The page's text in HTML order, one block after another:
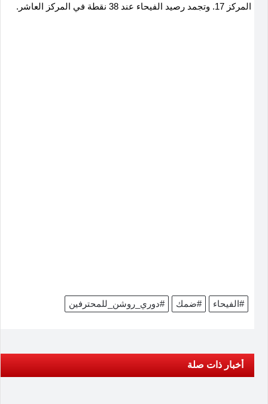
المركز 17. وتجمد رصيد الفيحاء عند 38 ‌نقطة ​في المركز العاشر.
#دوري_روشن_للمحترفين #ضمك #الفيحاء
أخبار ذات صلة